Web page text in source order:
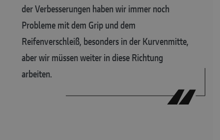
der Verbesserungen haben wir immer noch
Probleme mit dem Grip und dem
Reifenverschleiß, besonders in der Kurvenmitte,
aber wir müssen weiter in diese Richtung
arbeiten.